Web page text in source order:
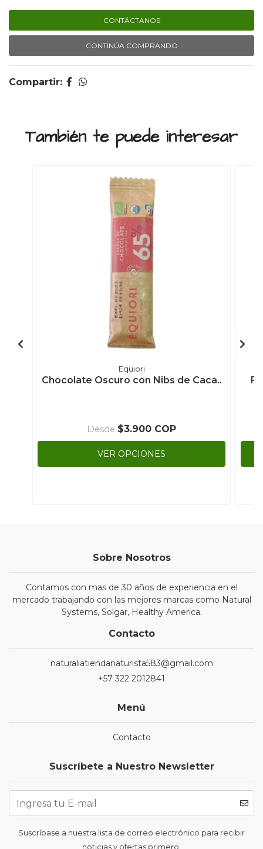
CONTÁCTANOS
CONTINÚA COMPRANDO
Compartir:
También te puede interesar
Equiori
Chocolate Oscuro con Nibs de Caca..
Desde $3.900 COP
VER OPCIONES
Sobre Nosotros
Contamos con mas de 30 años de experiencia en el
mercado trabajando con las mejores marcas como Natural
Systems, Solgar, Healthy America.
Contacto
naturaliatiendanaturista583@gmail.com
+57 322 2012841
Menú
Contacto
Suscríbete a Nuestro Newsletter
Suscríbase a nuestra lista de correo electrónico para recibir
noticias y ofertas primero.